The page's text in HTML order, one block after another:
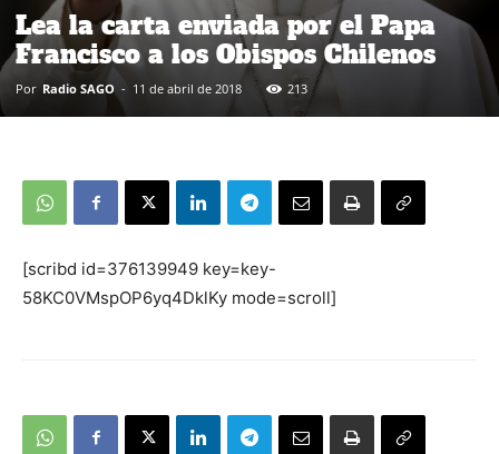
Lea la carta enviada por el Papa
Francisco a los Obispos Chilenos
Por Radio SAGO - 11 de abril de 2018 213
[scribd id=376139949 key=key-
58KC0VMspOP6yq4DklKy mode=scroll]